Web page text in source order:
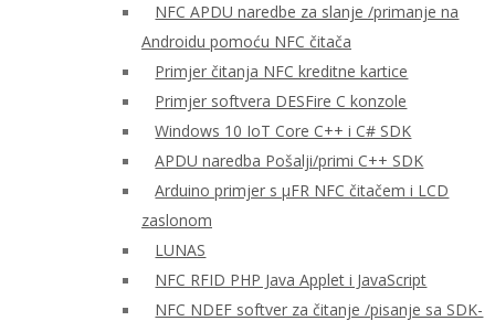
NFC APDU naredbe za slanje /primanje na
Androidu pomoću NFC čitača
Primjer čitanja NFC kreditne kartice
Primjer softvera DESFire C konzole
Windows 10 IoT Core C++ i C# SDK
APDU naredba Pošalji/primi C++ SDK
Arduino primjer s μFR NFC čitačem i LCD
zaslonom
LUNAS
NFC RFID PHP Java Applet i JavaScript
NFC NDEF softver za čitanje /pisanje sa SDK-